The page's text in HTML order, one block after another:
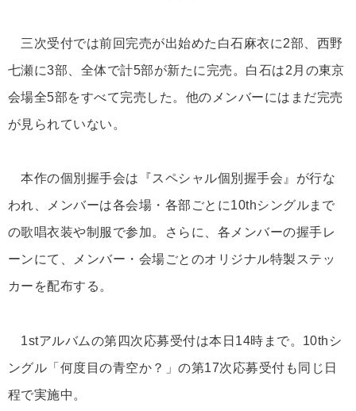
三次受付では前回完売が出始めた白石麻衣に2部、西野
七瀬に3部、全体で計5部が新たに完売。白石は2月の東京
会場全5部をすべて完売した。他のメンバーにはまだ完売
が見られていない。
本作の個別握手会は『スペシャル個別握手会』が行な
われ、メンバーは各会場・各部ごとに10thシングルまで
の歌唱衣装や制服で参加。さらに、各メンバーの握手レ
ーンにて、メンバー・会場ごとのオリジナル特製ステッ
カーを配布する。
1stアルバムの第四次応募受付は本日14時まで。10thシ
ングル「何度目の青空か？」の第17次応募受付も同じ日
程で実施中。